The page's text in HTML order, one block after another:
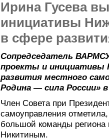
Ирина Гусева
инициативы
в сфере
Сопредседатель
проекты и инициативы
развития местного
Родина — сила России»
Член Совета при
самоуправления
большой команды региона
Никитиным.